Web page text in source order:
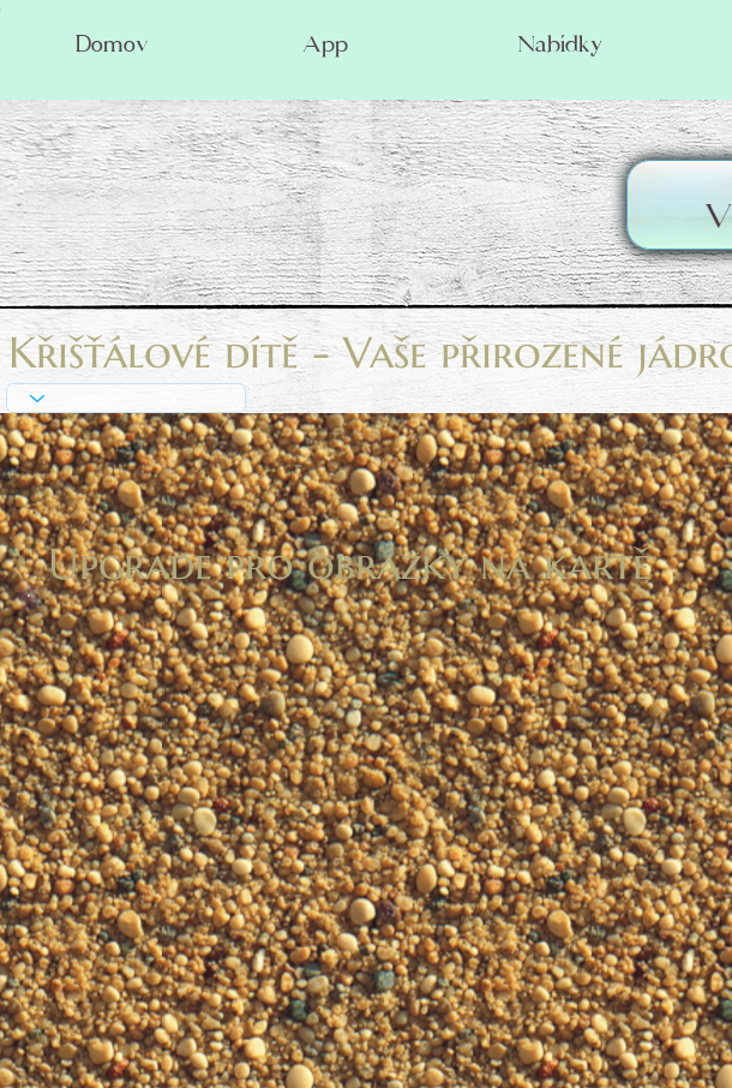
Domov App Nabídky
Upgrade pro obrázky na kartě
Křišťálové dítě - Vaše přirozené